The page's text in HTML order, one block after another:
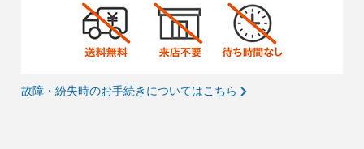
故障・紛失時のお手続きについてはこちら